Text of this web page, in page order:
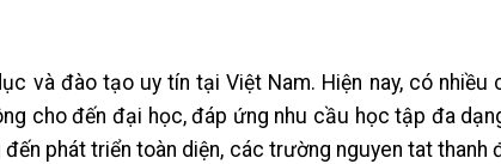
và đào tạo uy tín tại Việt Nam. Hiện nay, có nhiều
cho đến đại học, đáp ứng nhu cầu học tập đa
phát triển toàn diện, các trường nguyen tat thanh